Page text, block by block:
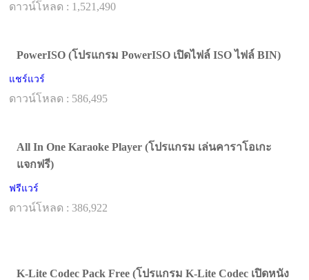
ดาวน์โหลด : 1,521,490
PowerISO (โปรแกรม PowerISO เปิดไฟล์ ISO ไฟล์ BIN)
แชร์แวร์
ดาวน์โหลด : 586,495
All In One Karaoke Player (โปรแกรม เล่นคาราโอเกะ
แจกฟรี)
ฟรีแวร์
ดาวน์โหลด : 386,922
K-Lite Codec Pack Free (โปรแกรม K-Lite Codec เปิดหนัง